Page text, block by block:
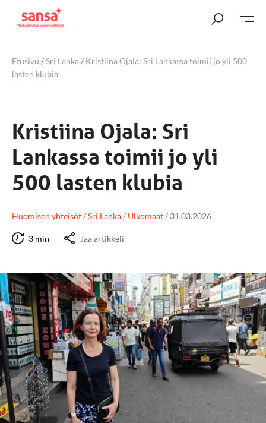
Etusivu /Sri Lanka/Kristiina Ojala: Sri Lankassa toimii jo yli 500
lasten klubia
Kristiina Ojala: Sri
Lankassa toimii jo yli
500 lasten klubia
Huomisen yhteisöt/Sri Lanka/ Ulkomaat/ 31.03.2026
3 min Jaa artikkeli